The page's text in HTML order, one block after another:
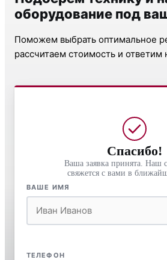
оборудование под
Поможем выбрать оптимальное
рассчитаем стоимость и ответим
Спасибо!
Ваша заявка принята. Наш
свяжется с вами в
ВАШЕ ИМЯ
ТЕЛЕФОН